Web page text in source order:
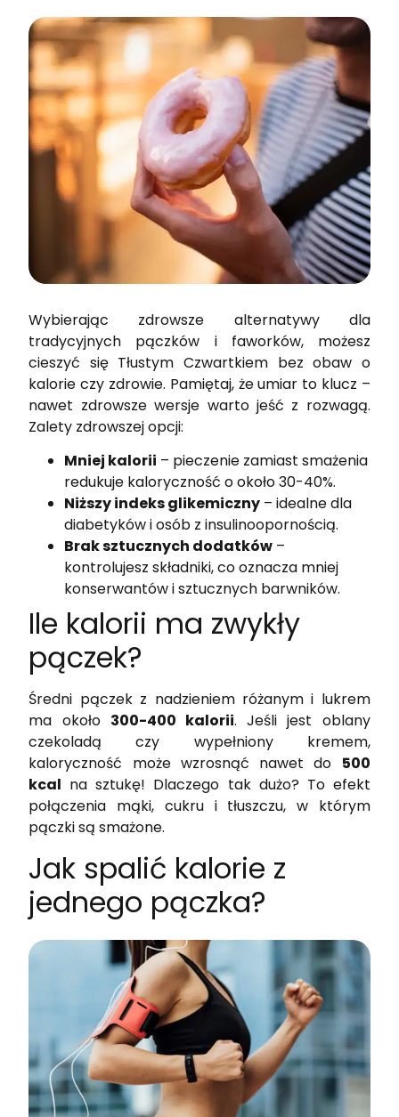
Wybierając zdrowsze alternatywy dla
tradycyjnych pączków i faworków, możesz
cieszyć się Tłustym Czwartkiem bez obaw o
kalorie czy zdrowie. Pamiętaj, że umiar to klucz –
nawet zdrowsze wersje warto jeść z rozwagą.
Zalety zdrowszej opcji:
Mniej kalorii – pieczenie zamiast smażenia
redukuje kaloryczność o około 30-40%.
Niższy indeks glikemiczny – idealne dla
diabetyków i osób z insulinoopornością.
Brak sztucznych dodatków –
kontrolujesz składniki, co oznacza mniej
konserwantów i sztucznych barwników.
Ile kalorii ma zwykły
pączek?
Średni pączek z nadzieniem różanym i lukrem
ma około 300-400 kalorii. Jeśli jest oblany
czekoladą czy wypełniony kremem,
kaloryczność może wzrosnąć nawet do 500
kcal na sztukę! Dlaczego tak dużo? To efekt
połączenia mąki, cukru i tłuszczu, w którym
pączki są smażone.
Jak spalić kalorie z
jednego pączka?